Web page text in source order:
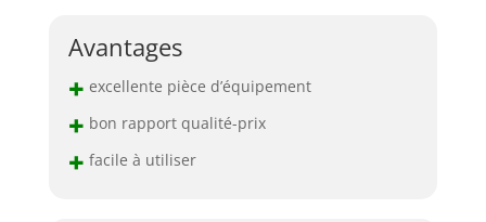
Avantages
+ excellente pièce d’équipement
+ bon rapport qualité-prix
+ facile à utiliser